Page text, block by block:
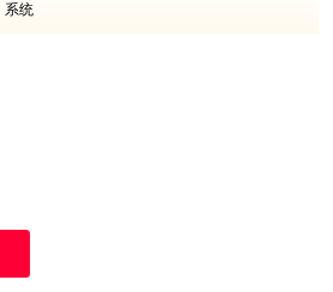
系统